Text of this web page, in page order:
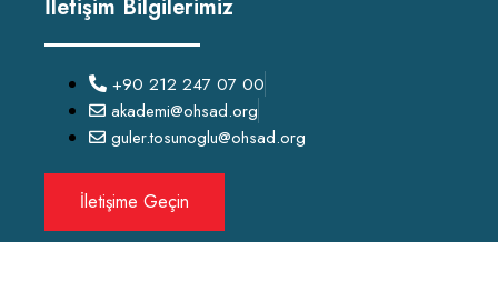
İletişim Bilgilerimiz
+90 212 247 07 00
akademi@ohsad.org
guler.tosunoglu@ohsad.org
İletişime Geçin